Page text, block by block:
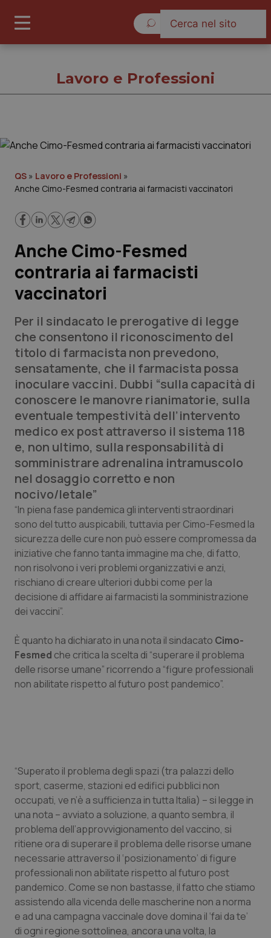
Cronache
Lavoro e Professioni
Scienza e Farmaci
Studi e Analisi
Lettere al direttore
Edizioni Regionali
QS Pro
Professionisti Sanitari.AI
Abruzzo
Basilicata
Calabria
Campania
Emilia-Romagna
Friuli Venezia Giulia
Lazio
Marche
Molise
Piemonte
Provincia Autonoma di Bolzano
Provincia Autonoma di Trento
Puglia
QS Pro Gold
Artrite & artrosi
Asma & BPCO
Car-T
Colesterolo & coronaropatie
Dermatite Atopica
Diabete & glucometri
Donna & Salute
Epatiti
HIV
Infezioni & Febbre
Ipertensione & Scompenso
Malattie rare
QS Club Newsletter
Lavoro e Professioni
QS » Lavoro e Professioni »
Anche Cimo-Fesmed contraria ai farmacisti vaccinatori
Anche Cimo-Fesmed
contraria ai farmacisti
vaccinatori
Per il sindacato le prerogative di legge
che consentono il riconoscimento del
titolo di farmacista non prevedono,
sensatamente, che il farmacista possa
inoculare vaccini. Dubbi “sulla capacità di
conoscere le manovre rianimatorie, sulla
eventuale tempestività dell’intervento
medico ex post attraverso il sistema 118
e, non ultimo, sulla responsabilità di
somministrare adrenalina intramuscolo
nel dosaggio corretto e non
nocivo/letale”
“In piena fase pandemica gli interventi straordinari
sono del tutto auspicabili, tuttavia per Cimo-Fesmed la
sicurezza delle cure non può essere compromessa da
iniziative che fanno tanta immagine ma che, di fatto,
non risolvono i veri problemi organizzativi e anzi,
rischiano di creare ulteriori dubbi come per la
decisione di affidare ai farmacisti la somministrazione
dei vaccini”.
È quanto ha dichiarato in una nota il sindacato Cimo-
Fesmed che critica la scelta di “superare il problema
delle risorse umane” ricorrendo a “figure professionali
non abilitate rispetto al futuro post pandemico”.
“Superato il problema degli spazi (tra palazzi dello
sport, caserme, stazioni ed edifici pubblici non
occupati, ve n’è a sufficienza in tutta Italia) – si legge in
una nota – avviato a soluzione, a quanto sembra, il
problema dell’approvvigionamento del vaccino, si
ritiene ora di superare il problema delle risorse umane
necessarie attraverso il ‘posizionamento’ di figure
professionali non abilitate rispetto al futuro post
pandemico. Come se non bastasse, il fatto che stiamo
assistendo alla vicenda delle mascherine non a norma
e ad una campagna vaccinale dove domina il ‘fai da te’
di ogni regione sottolinea, ancora una volta, la